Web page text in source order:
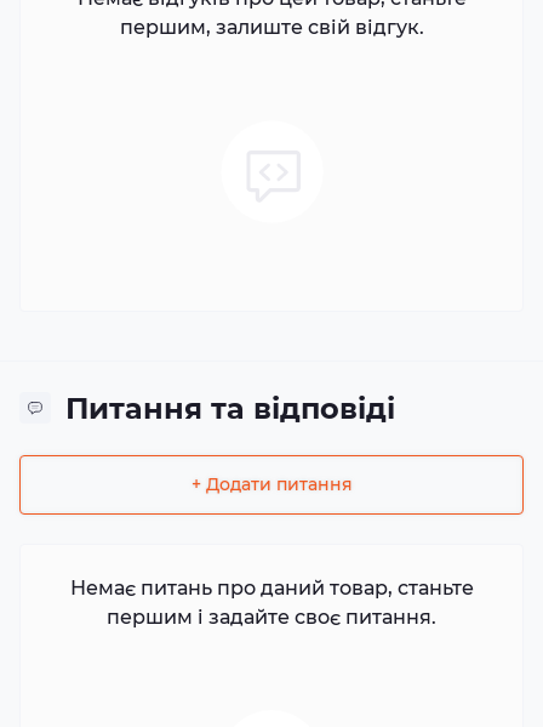
першим, залиште свій відгук.
Питання та відповіді
+ Додати питання
Немає питань про даний товар, станьте
першим і задайте своє питання.